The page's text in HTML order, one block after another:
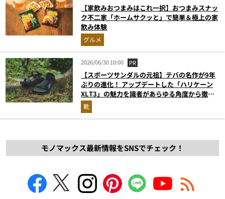
【家飲みおつまみはこれ一択】おつまみスナッ
ク不二家「ホームサクッと」で簡単＆極上の家
飲み体験
グルメ
2026/06/30 10:00 PR
【スポーツサンダルの元祖】テバの名作が9年
ぶりの進化！ アップデートした「ハリケーン
XLT3」の魅力を識者があらゆる角度から徹底
解説！
靴
モノマックス最新情報をSNSでチェック！